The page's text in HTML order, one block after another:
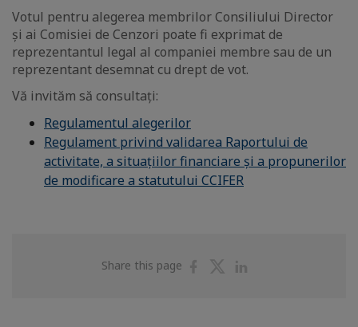
Votul pentru alegerea membrilor Consiliului Director
și ai Comisiei de Cenzori poate fi exprimat de
reprezentantul legal al companiei membre sau de un
reprezentant desemnat cu drept de vot.
Vă invităm să consultați:
Regulamentul alegerilor
Regulament privind validarea Raportului de
activitate, a situațiilor financiare și a propunerilor
de modificare a statutului CCIFER
Share this page
ShareShare